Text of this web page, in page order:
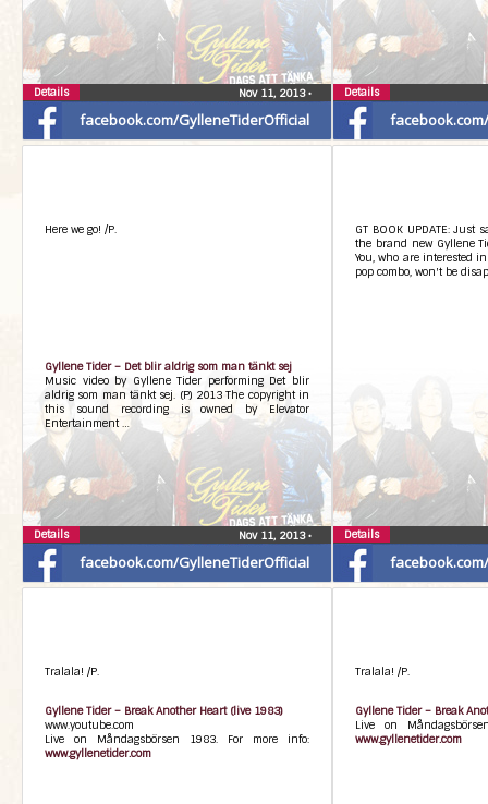
facebook.com/GylleneTiderOfficial
Nov 11, 2013•
Details Details
facebook.com/GylleneTiderOfficial
Here we go! /P.
Gyllene Tider – Det blir aldrig som man tänkt sej
Music video by Gyllene Tider performing Det blir
aldrig som man tänkt sej. (P) 2013 The copyright in
this sound recording is owned by Elevator
Entertainment …
Nov 11, 2013•
Details
GT BOOK UPDATE:
the brand new Gyllene
You, who are interested
pop combo, won't be
Details
Tralala! /P.
Gyllene Tider – Break Another Heart (live 1983)
www.youtube.com
Live on Måndagsbörsen 1983. For more info:
www.gyllenetider.com
Tralala! /P.
Gyllene Tider – Break
Live on
www.gyllenetider.com